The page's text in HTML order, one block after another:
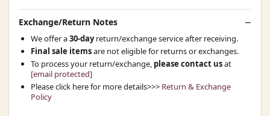
Exchange/Return Notes
We offer a30-dayreturn/exchange service after receiving.
Final sale itemsare not eligible for returns or exchanges.
To process your return/exchange, please contact usat
[email protected]
Please click here for more details>>> Return & Exchange
Policy